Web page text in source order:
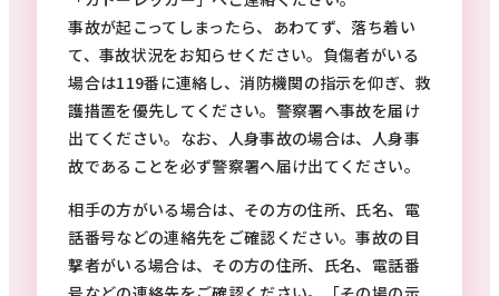
事故が起こってしまったら、あわてず、落ち着い
て、事故状況をお知らせください。負傷者がいる
場合は119番に連絡し、消防機関の指示を仰ぎ、救
護措置を優先してください。警察署へ事故を届け
出てください。なお、人身事故の場合は、人身事
故であることを必ず警察署へ届け出てください。
相手の方がいる場合は、その方の住所、氏名、電
話番号などの連絡先をご確認ください。事故の目
撃者がいる場合は、その方の住所、氏名、電話番